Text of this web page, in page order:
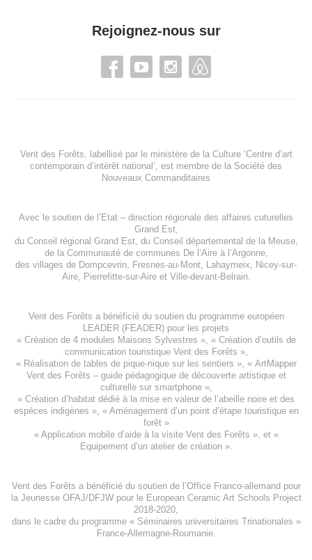
Rejoignez-nous sur
Vent des Forêts, labellisé par le ministère de la Culture ‘Centre d’art
contemporain d’intérêt national’, est membre de la Société des
Nouveaux Commanditaires
Avec le soutien de l’Etat – direction régionale des affaires cuturelles
Grand Est,
du Conseil régional Grand Est, du Conseil départemental de la Meuse,
de la Communauté de communes De l’Aire à l’Argonne,
des villages de Dompcevrin Fresnes-au-Mont Lahaymeix
Nicey-sur-
Aire, Pierrefitte-sur-Aireet Ville-devant-Belrain.
Vent des Forêts a bénéficié du soutien du programme européen
LEADER (FEADER) pour les projets
« Création de 4 modules Maisons Sylvestres », « Création d’outils de
communication touristique Vent des Forêts »,
« Réalisation de tables de pique-nique sur les sentiers », « ArtMapper
Vent des Forêts – guide pédagogique de découverte artistique et
culturelle sur smartphone »,
« Création d’habitat dédié à la mise en valeur de l’abeille noire et des
espèces indigènes », « Aménagement d’un point d’étape touristique en
forêt»
« Application mobile d’aide à la visite Vent des Forêts », et «
Equipement d’un atelier de création».
Vent des Forêts a bénéficié du soutien de l’Office Franco-allemand pour
la Jeunesse OFAJ/DFJWpour leEuropean Ceramic Art Schools Project
2018-2020
dans le cadre du programme « Séminaires universitaires Trinationales »
France-Allemagne-Roumanie.